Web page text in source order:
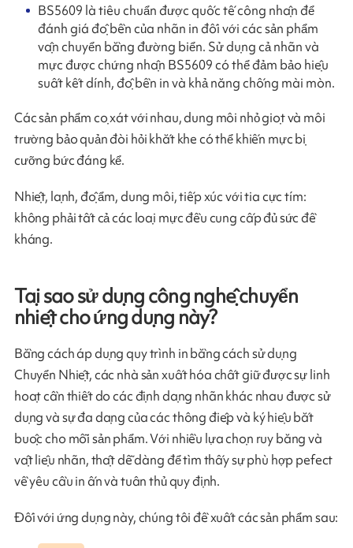
BS5609 là tiêu chuẩn được quốc tế công nhận để
đánh giá độ bền của nhãn in đối với các sản phẩm
vận chuyển bằng đường biển. Sử dụng cả nhãn và
mực được chứng nhận BS5609 có thể đảm bảo hiệu
suất kết dính, độ bền in và khả năng chống mài mòn.
Các sản phẩm cọ xát với nhau, dung môi nhỏ giọt và môi
trường bảo quản đòi hỏi khắt khe có thể khiến mực bị
cưỡng bức đáng kể.
Nhiệt, lạnh, độ ẩm, dung môi, tiếp xúc với tia cực tím:
không phải tất cả các loại mực đều cung cấp đủ sức đề
kháng.
Tại sao sử dụng công nghệ chuyển
nhiệt cho ứng dụng này?
Bằng cách áp dụng quy trình in bằng cách sử dụng
Chuyển Nhiệt, các nhà sản xuất hóa chất giữ được sự linh
hoạt cần thiết do các định dạng nhãn khác nhau được sử
dụng và sự đa dạng của các thông điệp và ký hiệu bắt
buộc cho mỗi sản phẩm. Với nhiều lựa chọn ruy băng và
vật liệu nhãn, thật dễ dàng để tìm thấy sự phù hợp pefect
về yêu cầu in ấn và tuân thủ quy định.
Đối với ứng dụng này, chúng tôi đề xuất các sản phẩm sau: